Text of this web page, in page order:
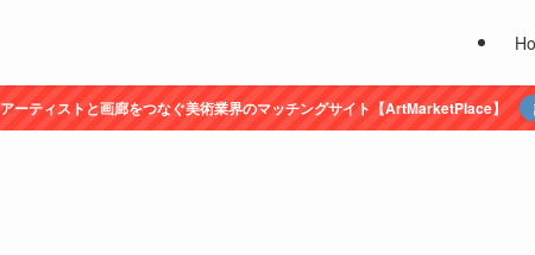
アーティストと画廊をつなぐ美術業界のマッチングサイト【ArtMarketPlace】